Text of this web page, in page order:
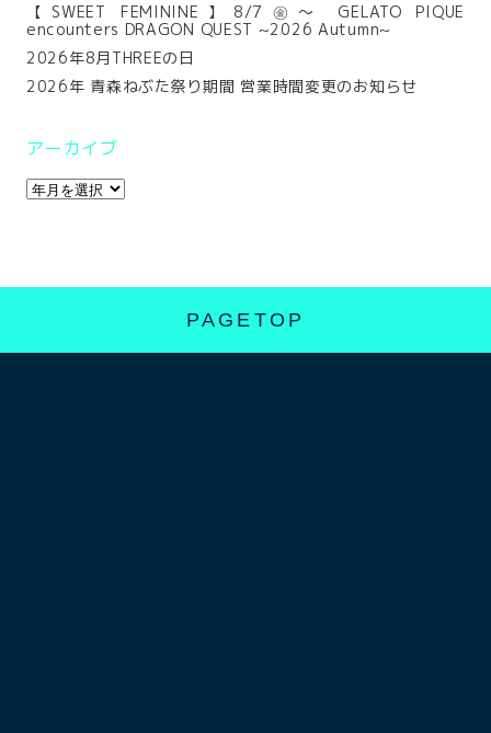
【SWEET FEMININE】8/7㊎～ GELATO PIQUE
encounters DRAGON QUEST ~2026 Autumn~
2026年8月THREEの日
2026年 青森ねぶた祭り期間 営業時間変更のお知らせ
アーカイブ
PAGETOP